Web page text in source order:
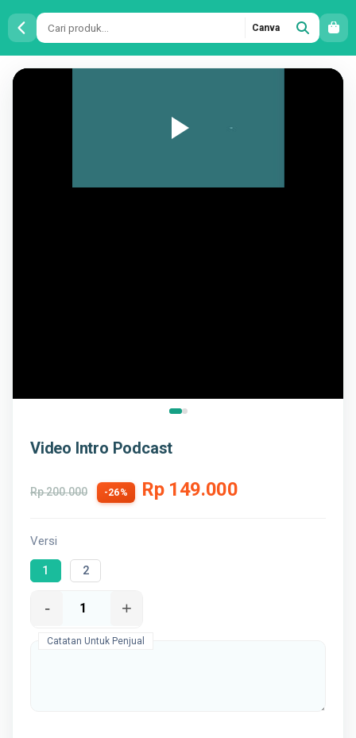
Canva
Video
Video Intro Podcast
Rp 200.000 -26% Rp 149.000
Versi
1 2
- +
Catatan Untuk Penjual